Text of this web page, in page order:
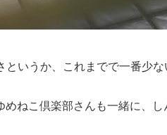
いうか、これまでで一番少な
ねこ倶楽部さんも一緒に、し